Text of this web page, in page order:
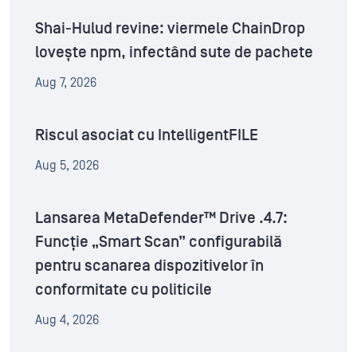
Shai-Hulud revine: viermele ChainDrop
lovește npm, infectând sute de pachete
Aug 7, 2026
Riscul asociat cu IntelligentFILE
Aug 5, 2026
Lansarea MetaDefender™ Drive .4.7:
Funcție „Smart Scan” configurabilă
pentru scanarea dispozitivelor în
conformitate cu politicile
Aug 4, 2026